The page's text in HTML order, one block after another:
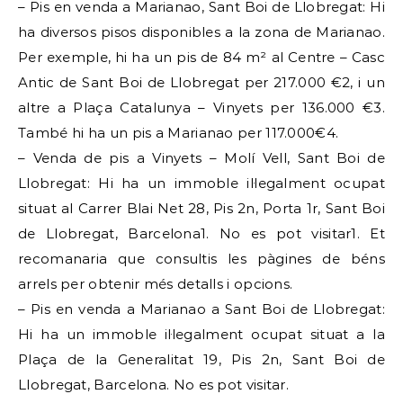
– Pis en venda a Marianao, Sant Boi de Llobregat: Hi
ha diversos pisos disponibles a la zona de Marianao.
Per exemple, hi ha un pis de 84 m² al Centre – Casc
Antic de Sant Boi de Llobregat per 217.000 €2, i un
altre a Plaça Catalunya – Vinyets per 136.000 €3.
També hi ha un pis a Marianao per 117.000€4.
– Venda de pis a Vinyets – Molí Vell, Sant Boi de
Llobregat: Hi ha un immoble il·legalment ocupat
situat al Carrer Blai Net 28, Pis 2n, Porta 1r, Sant Boi
de Llobregat, Barcelona1. No es pot visitar1. Et
recomanaria que consultis les pàgines de béns
arrels per obtenir més detalls i opcions.
– Pis en venda a Marianao a Sant Boi de Llobregat:
Hi ha un immoble il·legalment ocupat situat a la
Plaça de la Generalitat 19, Pis 2n, Sant Boi de
Llobregat, Barcelona. No es pot visitar.